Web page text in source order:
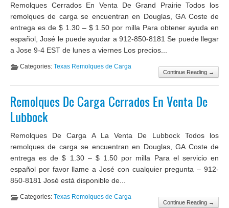
Remolques Cerrados En Venta De Grand Prairie Todos los
remolques de carga se encuentran en Douglas, GA Coste de
entrega es de $ 1.30 – $ 1.50 por milla Para obtener ayuda en
español, José le puede ayudar a 912-850-8181 Se puede llegar
a Jose 9-4 EST de lunes a viernes Los precios...
Continue Reading →
Categories: Texas Remolques de Carga
Remolques De Carga Cerrados En Venta De
Lubbock
Remolques De Carga A La Venta De Lubbock Todos los
remolques de carga se encuentran en Douglas, GA Coste de
entrega es de $ 1.30 – $ 1.50 por milla Para el servicio en
español por favor llame a José con cualquier pregunta – 912-
850-8181 José está disponible de...
Continue Reading →
Categories: Texas Remolques de Carga